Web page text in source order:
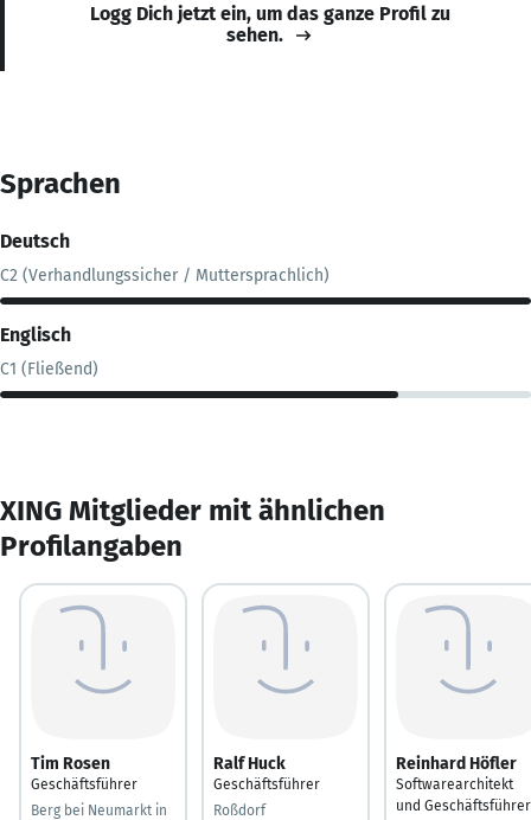
Logg Dich jetzt ein, um das ganze Profil zu
sehen.
Sprachen
Deutsch
C2 (Verhandlungssicher / Muttersprachlich)
Englisch
C1 (Fließend)
XING Mitglieder mit ähnlichen
Profilangaben
Tim Rosen
Geschäftsführer
Berg bei Neumarkt in
Ralf Huck
Geschäftsführer
Roßdorf
Reinhard Höfler
Softwarearchitekt
und Geschäftsführer